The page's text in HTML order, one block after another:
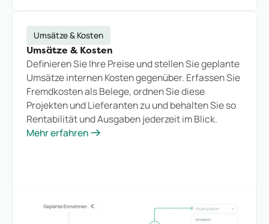
Umsätze & Kosten
Umsätze & Kosten
Definieren Sie Ihre Preise und stellen Sie geplante
Umsätze internen Kosten gegenüber. Erfassen Sie
Fremdkosten als Belege, ordnen Sie diese
Projekten und Lieferanten zu und behalten Sie so
Rentabilität und Ausgaben jederzeit im Blick.
Mehr erfahren